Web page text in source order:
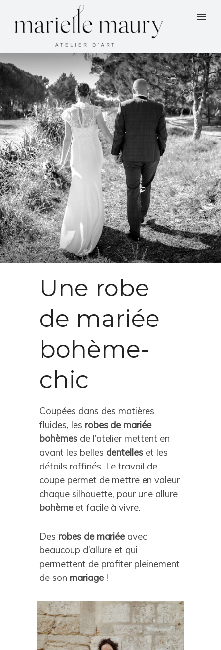
Une robe
de mariée
bohème-
chic
Coupées dans des matières
fluides, les robes de mariée
bohèmes de l’atelier mettent en
avant les belles dentelles et les
détails raffinés. Le travail de
coupe permet de mettre en valeur
chaque silhouette, pour une allure
bohèmeet facile à vivre.
Des robes de mariéeavec
beaucoup d’allure et qui
permettent de profiter pleinement
de son mariage!